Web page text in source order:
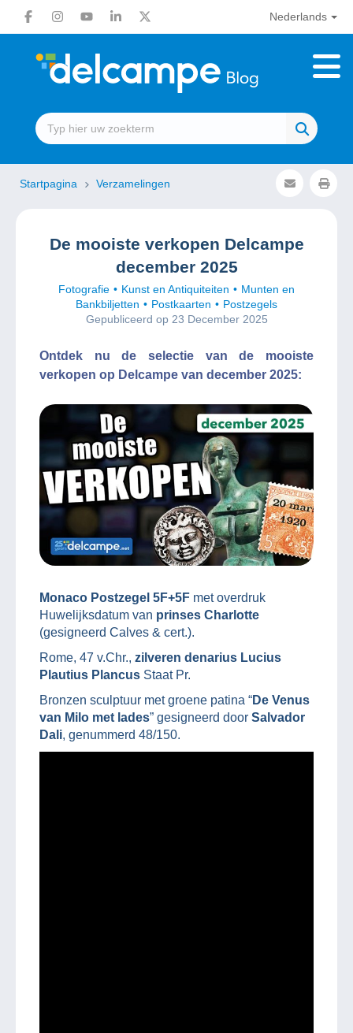
Nederlands
Startpagina Verzamelingen
De mooiste verkopen Delcampe
december 2025
Fotografie Kunst en Antiquiteiten
Munten en
Bankbiljetten
Postkaarten
Postzegels
Gepubliceerd op 23 December 2025
Ontdek nu de selectie van de mooiste
verkopen op Delcampe van december 2025:
Monaco Postzegel 5F+5F met overdruk
Huwelijksdatum van prinses Charlotte
(gesigneerd Calves & cert.).
Rome, 47 v.Chr., zilveren denarius Lucius
Plautius Plancus Staat Pr.
Bronzen sculptuur met groene patina “De Venus
van Milo met lades” gesigneerd door Salvador
Dali, genummerd 48/150.